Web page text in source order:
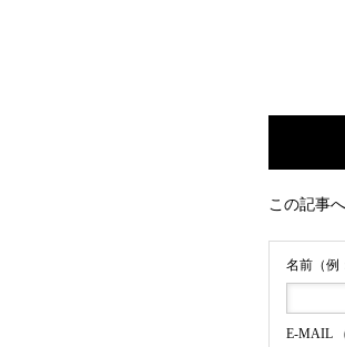
この記事
名前（例
E-MAIL